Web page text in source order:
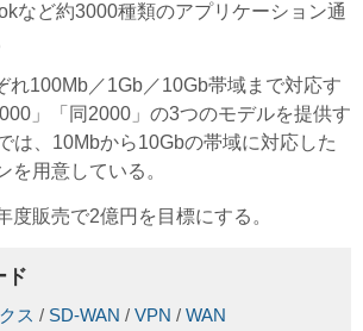
など約3000種類のアプリケーション通
100Mb／1Gb／10Gb帯域まで対応す
」「同2000」の3つのモデルを提供す
は、10Mbから10Gbの帯域に対応した
を用意している。
販売で2億円を目標にする。
ド
ス / SD-WAN / VPN / WAN